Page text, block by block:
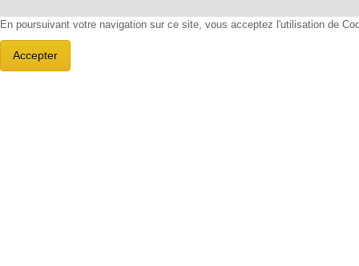
En poursuivant votre navigation sur ce site, vous acceptez l'utilisation de
Accepter